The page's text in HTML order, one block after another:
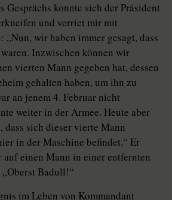
Gesprächs konnte sich der Präsident
und verriet mir mit
„Nun, wir haben immer gesagt, dass
Inzwischen können wir
vierten Mann gegeben hat, dessen
gehalten haben, um ihn zu
an jenem 4. Februar nicht
weiter in der Armee. Heute aber
dass sich dieser vierte Mann
in der Maschine befindet.“ Er
auf einen Mann in einer entfernten
Badull!“
im Leben von Kommandant